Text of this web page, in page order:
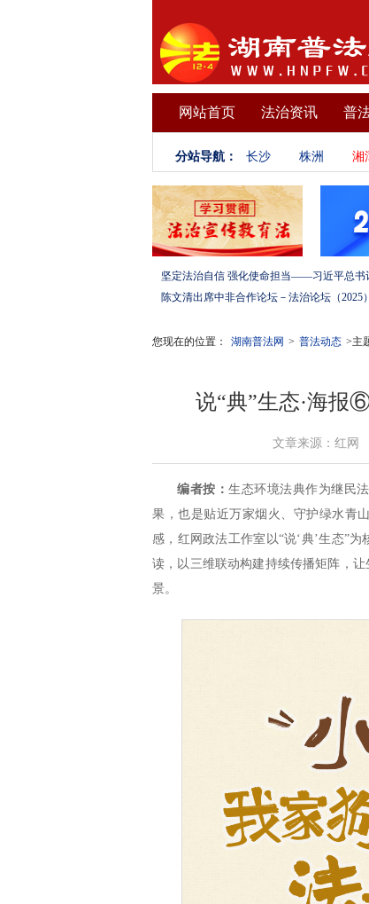
网站首页 法治资讯 普
分站导航： 长沙 株洲 湘
您现在的位置： 湖南普法网 > 普法动态 >主
说“典”生态·海报
文章来源：红网
编者按： 生态环境法典作为继民
果，也是贴近万家烟火、守护绿水青
感，红网政法工作室以“说‘典’生态”
读，以三维联动构建持续传播矩阵，
景。